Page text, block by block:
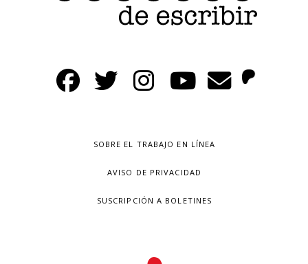
SOBRE EL TRABAJO EN LÍNEA
AVISO DE PRIVACIDAD
SUSCRIPCIÓN A BOLETINES